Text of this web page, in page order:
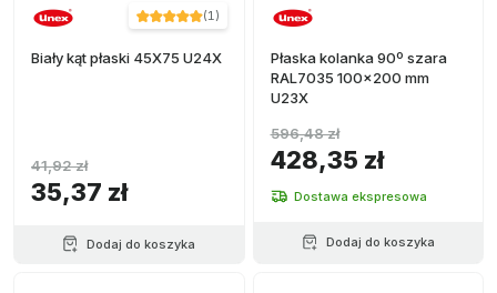
(1)
Biały kąt płaski 45X75 U24X
35,37 zł
41,92 zł
Dodaj do koszyka
Płaska kolanka 90º szara
RAL7035 100x200 mm
U23X
428,35 zł
596,48 zł
Dostawa ekspresowa
Dodaj do koszyka